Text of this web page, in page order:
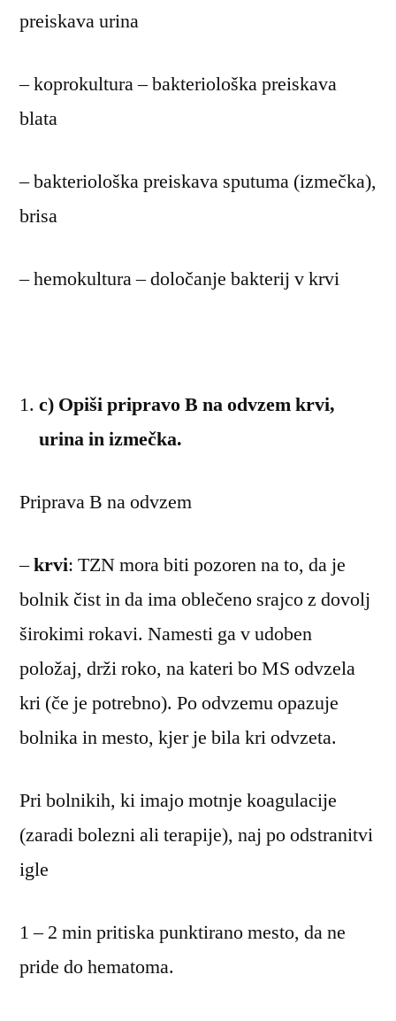
preiskava urina
– koprokultura – bakteriološka preiskava
blata
– bakteriološka preiskava sputuma (izmečka),
brisa
– hemokultura – določanje bakterij v krvi
c) Opiši pripravo B na odvzem krvi,
urina in izmečka.
Priprava B na odvzem
–krvi: TZN mora biti pozoren na to, da je
bolnik čist in da ima oblečeno srajco z dovolj
širokimi rokavi. Namesti ga v udoben
položaj, drži roko, na kateri bo MS odvzela
kri (če je potrebno). Po odvzemu opazuje
bolnika in mesto, kjer je bila kri odvzeta.
Pri bolnikih, ki imajo motnje koagulacije
(zaradi bolezni ali terapije), naj po odstranitvi
igle
1 – 2 min pritiska punktirano mesto, da ne
pride do hematoma.